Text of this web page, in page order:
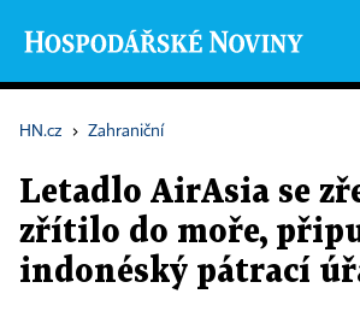
HN.cz › Zahraniční
Letadlo AirAsia se
zřítilo do moře,
indonéský pátrací